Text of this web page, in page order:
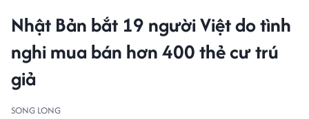
Nhật Bản bắt 19 người Việt do tình
nghi mua bán hơn 400 thẻ cư trú
giả
SONG LONG